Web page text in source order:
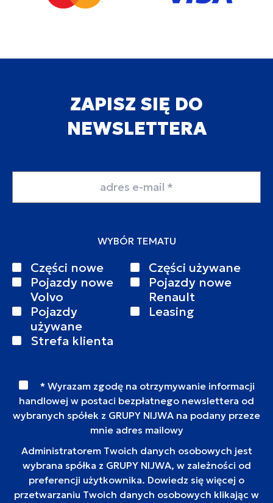
ZAPISZ SIĘ DO
NEWSLETTERA
WYBÓR TEMATU
Części nowe
Części używane
Pojazdy nowe
Volvo
Pojazdy nowe
Renault
Pojazdy
używane
Leasing
Strefa klienta
* Wyrazam zgodę na otrzymywanie informacji
handlowej w postaci bezpłatnego newslettera od
wybranych spółek z GRUPY NIJWA na podany przeze
mnie adres mailowy
Administratorem Twoich danych osobowych jest
wybrana spółka z GRUPY NIJWA, w zależności od
preferencji użytkownika. Dowiedz się więcej o
przetwarzaniu Twoich danych osobowych klikając w